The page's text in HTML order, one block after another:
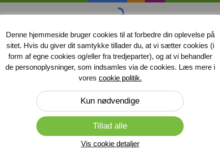
Denne hjemmeside bruger cookies til at forbedre din oplevelse på
sitet. Hvis du giver dit samtykke tillader du, at vi sætter cookies (i
form af egne cookies og/eller fra tredjeparter), og at vi behandler
de personoplysninger, som indsamles via de cookies. Læs mere i
vores cookie politik.
Vis cookie detaljer
Produkter
Forside»Dupsko
Dupsko
Her finder du dupsko til krykker og badestole, alle dupsko er lavet
af naturgummi. Dupskoene til krykker er metalforstærket, grundet
den store mængde slid de dagligt udsættes for. Dupsko giver
krykker og badestole et bedre greb på overflader, derudover